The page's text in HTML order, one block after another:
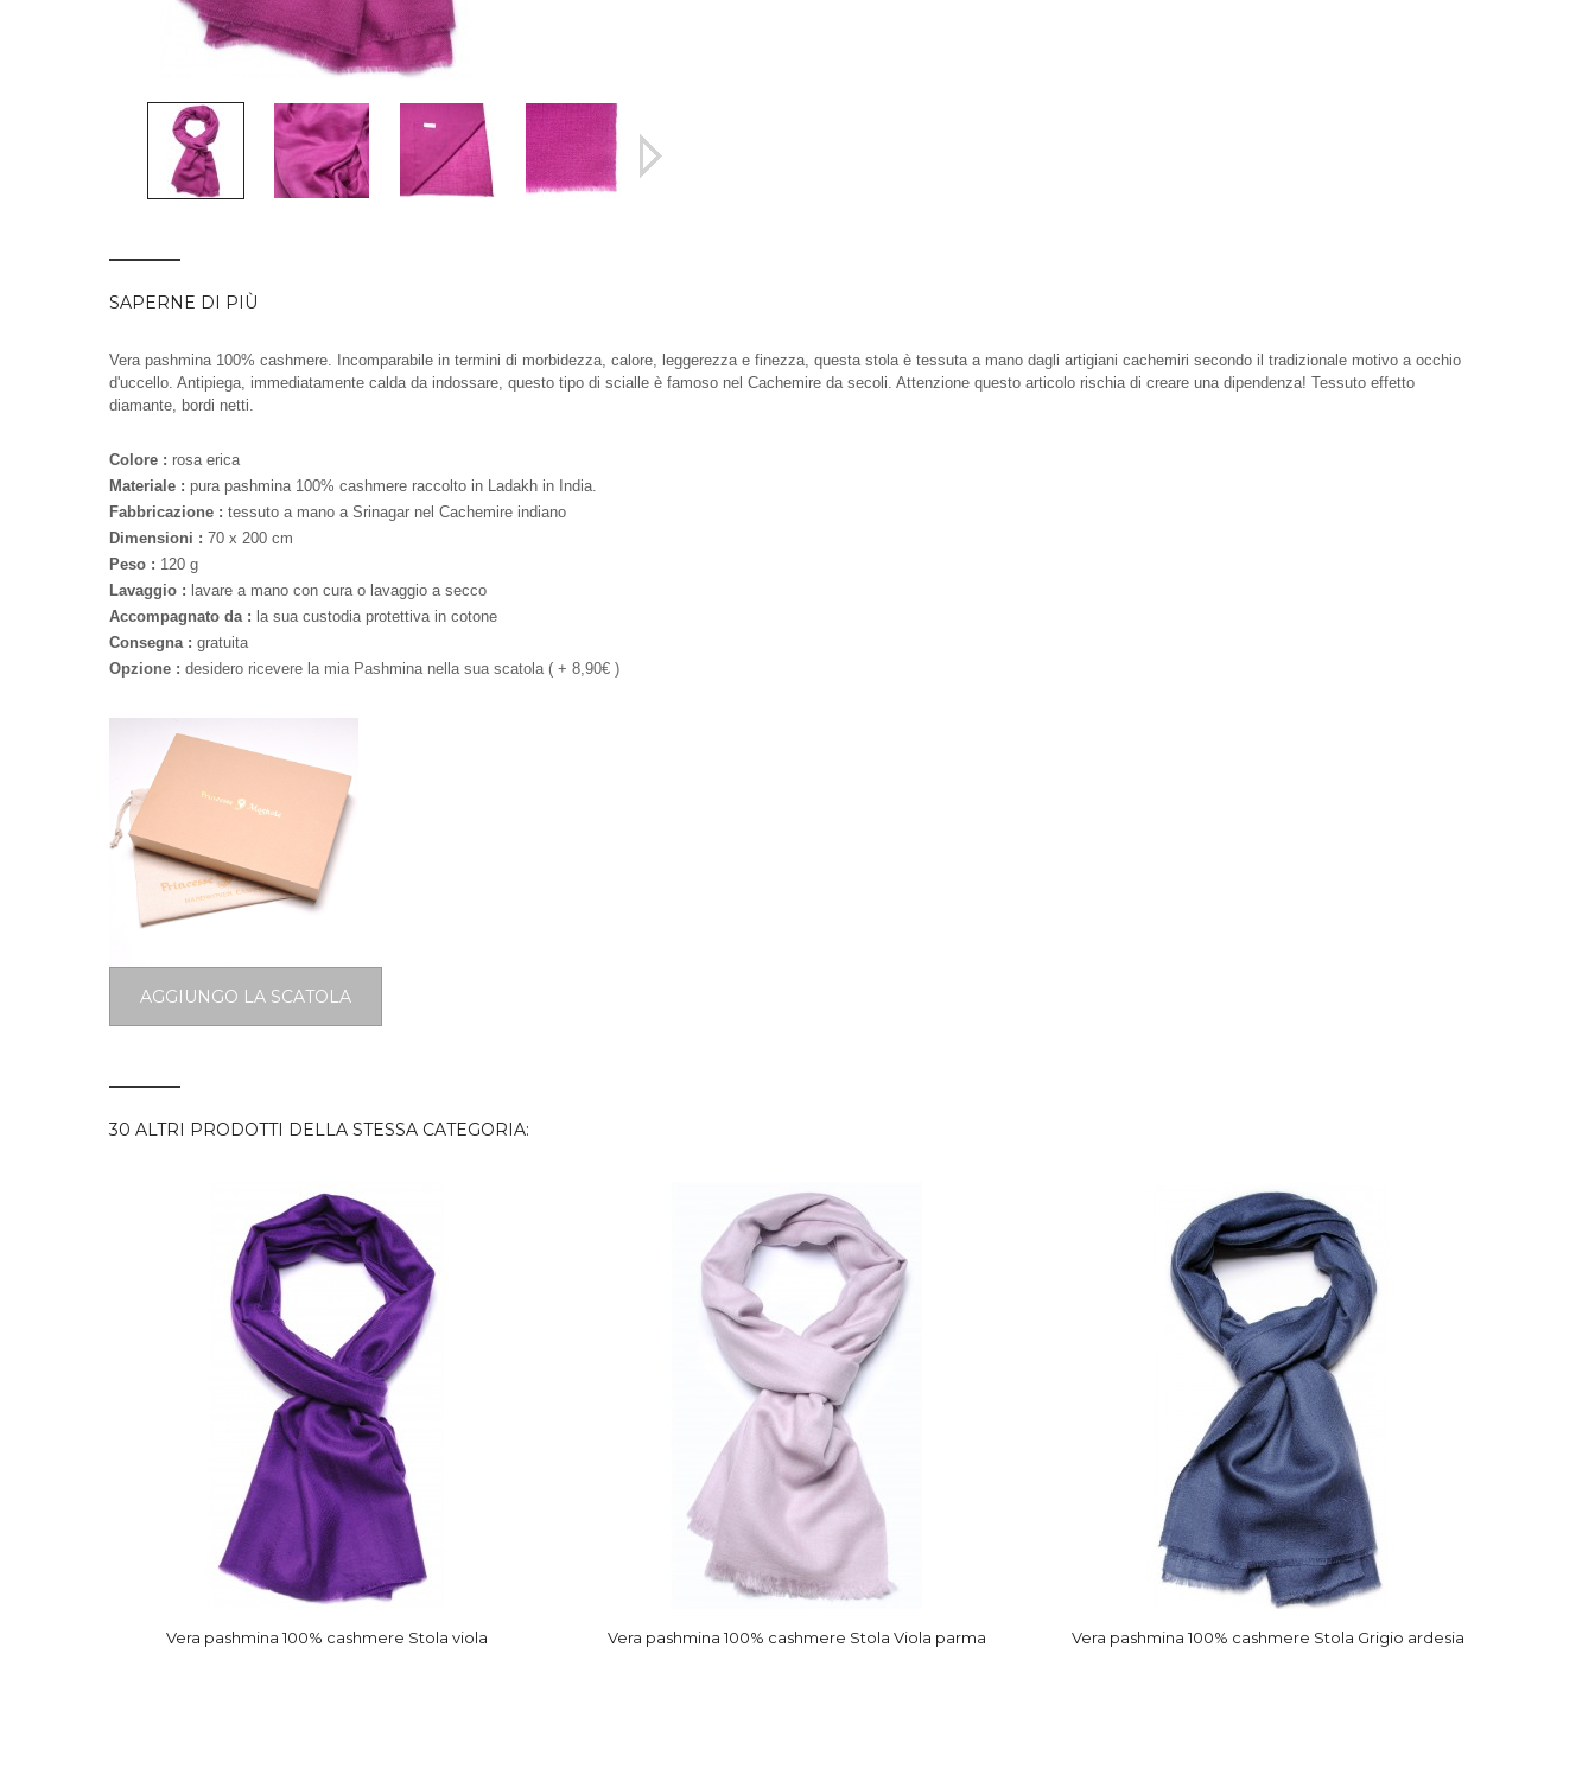
SAPERNE DI PIÙ
Vera pashmina 100% cashmere. Incomparabile in termini di morbidezza, calore, leggerezza e finezza, questa stola è tessuta a mano dagli artigiani cachemiri secondo il tradizionale motivo a occhio
d'uccello. Antipiega, immediatamente calda da indossare, questo tipo di scialle è famoso nel Cachemire da secoli. Attenzione questo articolo rischia di creare una dipendenza! Tessuto effetto
diamante, bordi netti.
Colore : rosa erica
Materiale : pura pashmina 100% cashmere raccolto in Ladakh in India.
Fabbricazione : tessuto a mano a Srinagar nel Cachemire indiano
Dimensioni : 70 x 200 cm
Peso : 120 g
Lavaggio : lavare a mano con cura o lavaggio a secco
Accompagnato da : la sua custodia protettiva in cotone
Consegna : gratuita
Opzione : desidero ricevere la mia Pashmina nella sua scatola ( + 8,90€ )
AGGIUNGO LA SCATOLA
30 ALTRI PRODOTTI DELLA STESSA CATEGORIA:
Vera pashmina 100% cashmere Stola viola Vera pashmina 100% cashmere Stola Viola parma Vera pashmina 100% cashmere Stola Grigio ardesia